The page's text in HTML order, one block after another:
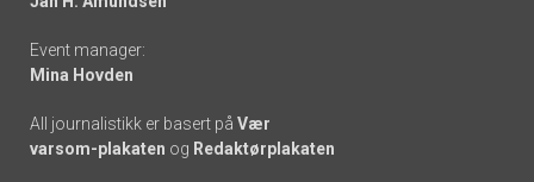
Event manager:
Mina Hovden
All journalistikk er basert på Vær
varsom-plakaten og Redaktørplakaten